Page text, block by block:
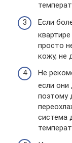
Если
просто
кожу, не
Не
если
поэтому
система